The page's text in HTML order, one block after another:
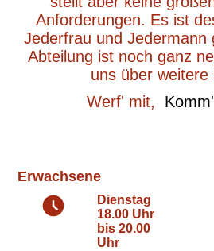
Anforderungen. Es ist
Jederfrau und Jedermann
Abteilung ist noch ganz
uns über weitere
Werf' mit,
Erwachsene
Dienstag
18.00 Uhr
bis 20.00
Uhr